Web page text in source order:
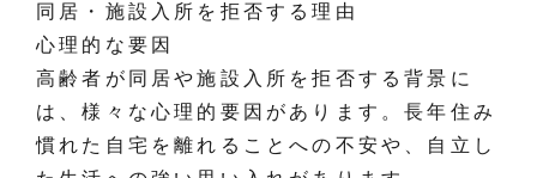
同居・施設入所を拒否する理由
心理的な要因
高齢者が同居や施設入所を拒否する背景に
は、様々な心理的要因があります。長年住み
慣れた自宅を離れることへの不安や、自立し